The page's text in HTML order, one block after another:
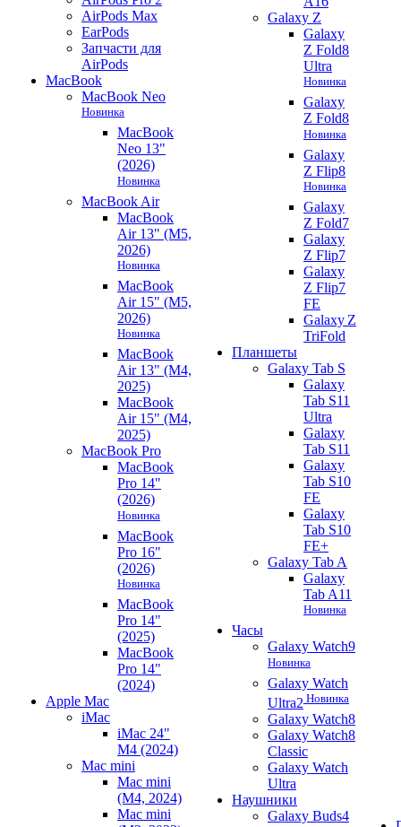
AirPods Max
EarPods
Запчасти для
AirPods
MacBook
MacBook Neo
Новинка
MacBook
Neo 13"
(2026)
Новинка
MacBook Air
MacBook
Air 13" (M5,
2026)
Новинка
MacBook
Air 15" (M5,
2026)
Новинка
MacBook
Air 13" (M4,
2025)
MacBook
Air 15" (M4,
2025)
MacBook Pro
MacBook
Pro 14"
(2026)
Новинка
MacBook
Pro 16"
(2026)
Новинка
MacBook
Pro 14"
(2025)
MacBook
Pro 14"
(2024)
Apple Mac
iMac
iMac 24"
M4 (2024)
Mac mini
Mac mini
(M4, 2024)
Mac mini
Galaxy Z
Galaxy
Z Fold8
Ultra
Новинка
Galaxy
Z Fold8
Новинка
Galaxy
Z Flip8
Новинка
Galaxy
Z Fold7
Galaxy
Z Flip7
Galaxy
Z Flip7
FE
Galaxy Z
TriFold
Планшеты
Galaxy Tab S
Galaxy
Tab S11
Ultra
Galaxy
Tab S11
Galaxy
Tab S10
FE
Galaxy
Tab S10
FE+
Galaxy Tab A
Galaxy
Tab A11
Новинка
Часы
Galaxy Watch9
Новинка
Galaxy Watch
Ultra2 Новинка
Galaxy Watch8
Galaxy Watch8
Classic
Galaxy Watch
Ultra
Наушники
Galaxy Buds4